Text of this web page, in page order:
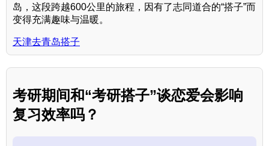
岛，这段跨越600公里的旅程，因有了志同道合的“搭子”而
变得充满趣味与温暖。
天津去青岛搭子
考研期间和“考研搭子”谈恋爱会影响
复习效率吗？